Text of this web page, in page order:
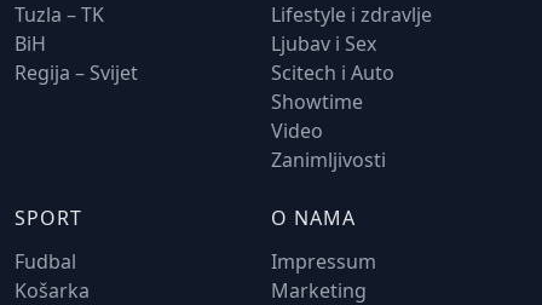
Tuzla – TK
BiH
Regija – Svijet
Lifestyle i zdravlje
Ljubav i Sex
Scitech i Auto
Showtime
Video
Zanimljivosti
SPORT
Fudbal
Košarka
O NAMA
Impressum
Marketing